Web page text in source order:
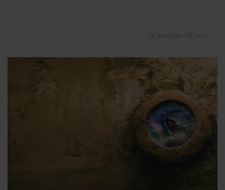
28 juni 2016 1 min